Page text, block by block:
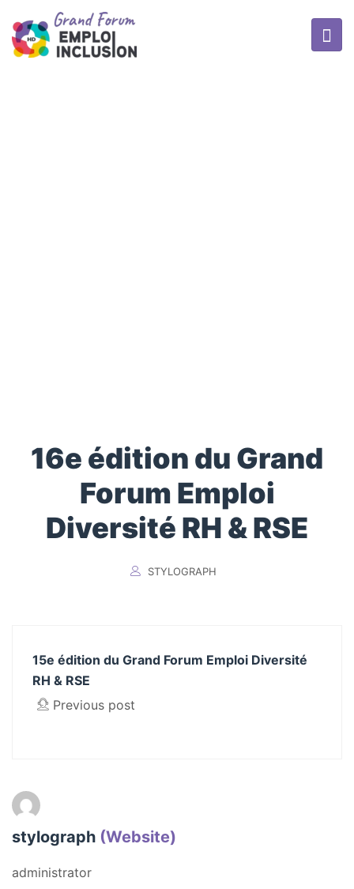
16e édition du Grand
Forum Emploi
Diversité RH & RSE
STYLOGRAPH
15e édition du Grand Forum Emploi Diversité
RH & RSE
Previous post
stylograph (Website)
administrator